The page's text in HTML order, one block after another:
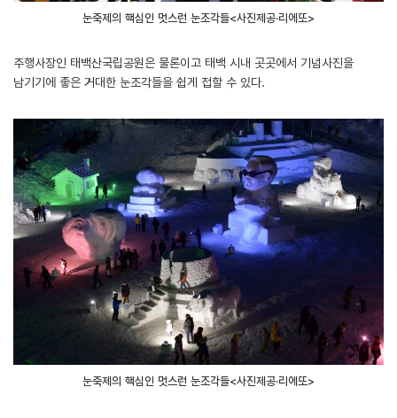
눈축제의 핵심인 멋스런 눈조각들<사진제공·리에또>
주행사장인 태백산국립공원은 물론이고 태백 시내 곳곳에서 기념사진을
남기기에 좋은 거대한 눈조각들을 쉽게 접할 수 있다.
눈축제의 핵심인 멋스런 눈조각들<사진제공·리에또>